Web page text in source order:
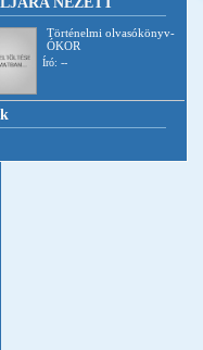
Történelmi olvasókönyv-
ÓKOR
Író: --